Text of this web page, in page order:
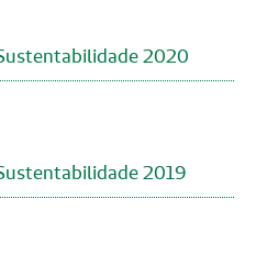
2020
2019